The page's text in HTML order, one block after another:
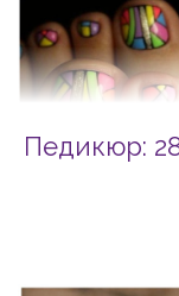
Педикюр: 28